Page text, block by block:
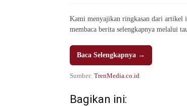
Kami menyajikan ringkasan dari artikel
membaca berita selengkapnya melalui
Baca Selengkapnya →
Sumber: TrenMedia.co.id
Bagikan ini: